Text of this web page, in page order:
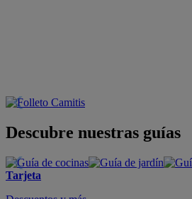
Descubre nuestras guías
Tarjeta